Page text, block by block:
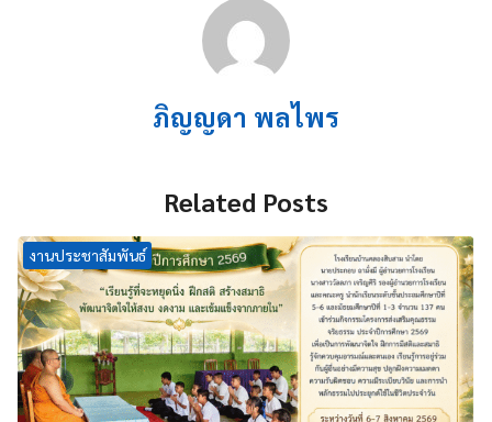
ภิญญดา พลไพร
Related Posts
งานประชาสัมพันธ์